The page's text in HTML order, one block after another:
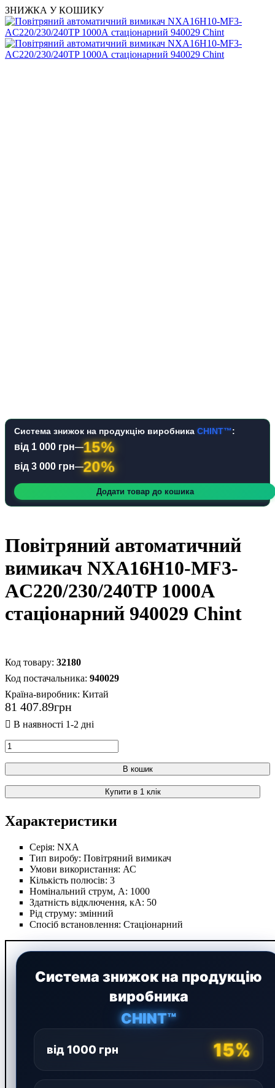
ЗНИЖКА У КОШИКУ
Система знижок на продукцію виробника CHINT™:
від 1 000 грн—15%
від 3 000 грн—20%
Додати товар до кошика
Повітряний автоматичний
вимикач NXA16H10-MF3-
AC220/230/240TP 1000А
стаціонарний 940029 Chint
32180
940029
Країна-виробник: Китай
81 407.89грн
В кошик
Купити в 1 клік
Характеристики
Серія: NXA
Тип виробу: Повітряний вимикач
Умови використання: АС
Кількість полюсів: 3
Номінальний струм, А: 1000
Здатність відключення, кА: 50
Рід струму: змінний
Спосіб встановлення: Стаціонарний
Система знижок на продукцію
виробника
CHINT™
від 1000 грн 15%